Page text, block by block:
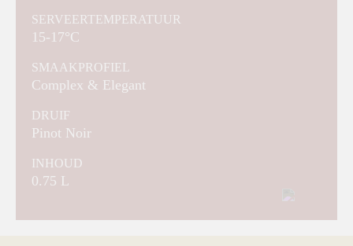
SERVEERTEMPERATUUR
15-17°C
SMAAKPROFIEL
Complex & Elegant
DRUIF
Pinot Noir
INHOUD
0.75 L